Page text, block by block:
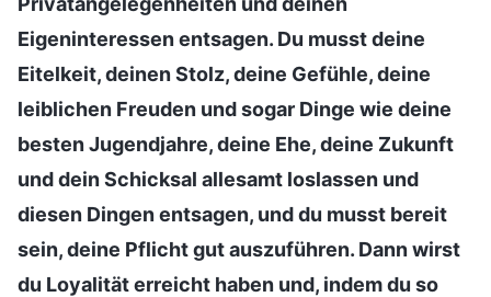
Eigeninteressen entsagen. Du musst deine
Eitelkeit, deinen Stolz, deine Gefühle, deine
leiblichen Freuden und sogar Dinge wie deine
besten Jugendjahre, deine Ehe, deine Zukunft
und dein Schicksal allesamt loslassen und
diesen Dingen entsagen, und du musst bereit
sein, deine Pflicht gut auszuführen. Dann wirst
du Loyalität erreicht haben und, indem du so